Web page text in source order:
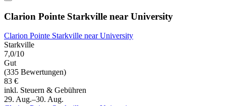
Clarion Pointe Starkville near University
Clarion Pointe Starkville near University
Starkville
7,0/10
Gut
(335 Bewertungen)
83 €
inkl. Steuern & Gebühren
29. Aug.–30. Aug.